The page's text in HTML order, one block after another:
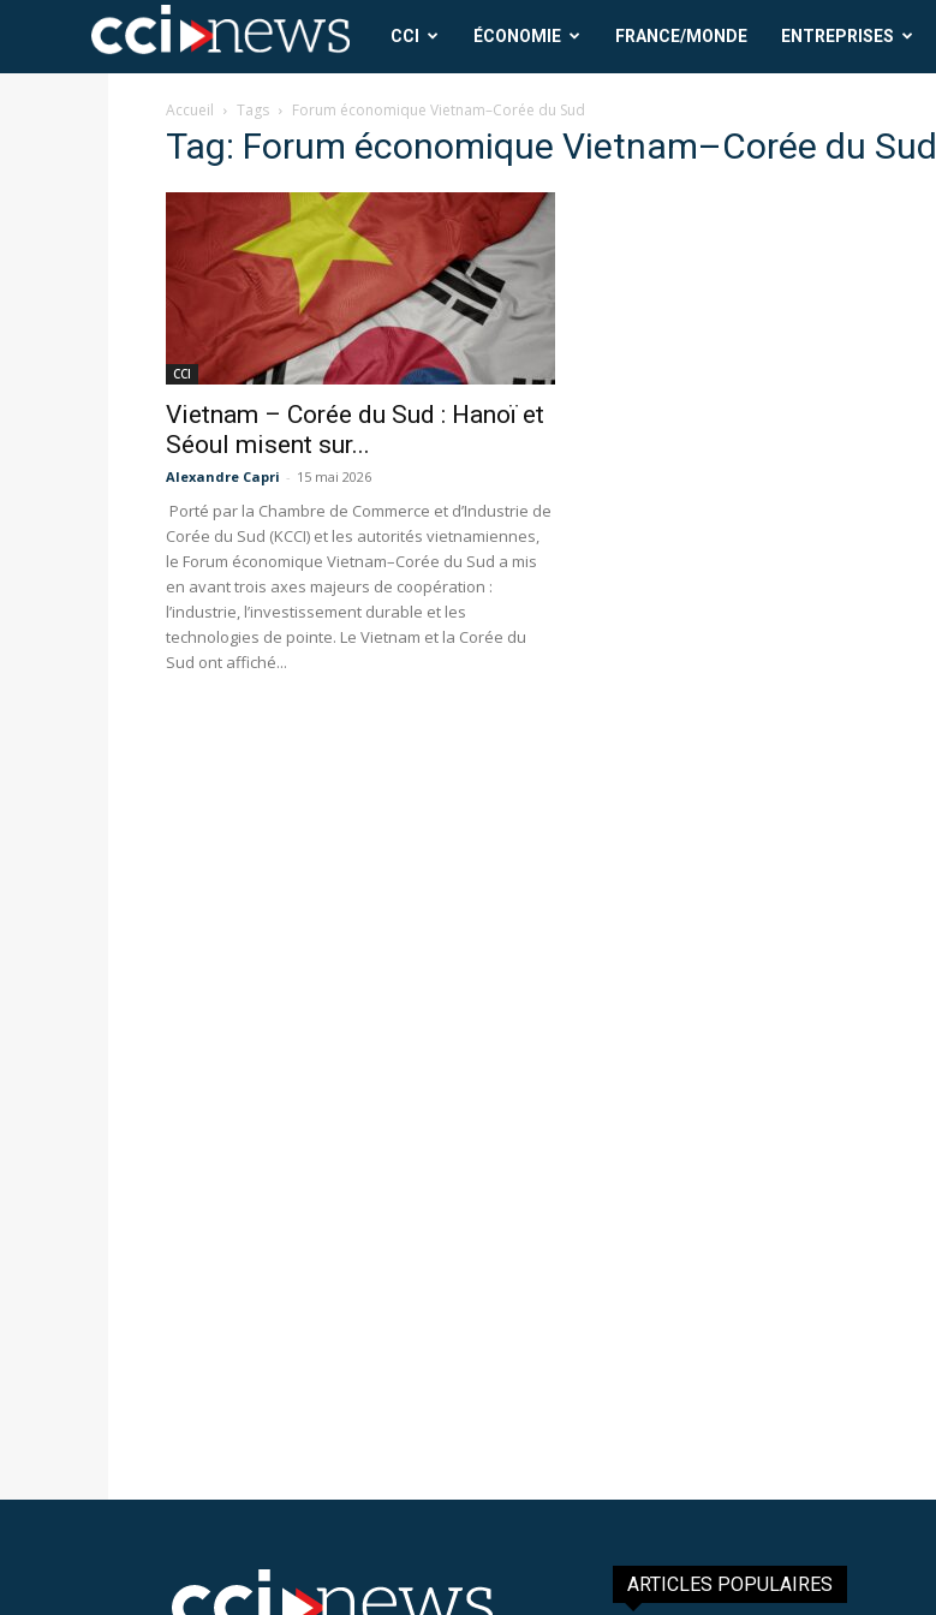
CCI
News
CCI ÉCONOMIE FRANCE/MONDE ENTREPRISES
Accueil Tags Forum économique Vietnam–Corée du Sud
Tag: Forum économique Vietnam–Corée du Sud
CCI
Vietnam – Corée du Sud : Hanoï et
Séoul misent sur...
Alexandre Capri - 15 mai 2026
Porté par la Chambre de Commerce et d’Industrie de
Corée du Sud (KCCI) et les autorités vietnamiennes,
le Forum économique Vietnam–Corée du Sud a mis
en avant trois axes majeurs de coopération :
l’industrie, l’investissement durable et les
technologies de pointe. Le Vietnam et la Corée du
Sud ont affiché...
ARTICLES POPULAIRES